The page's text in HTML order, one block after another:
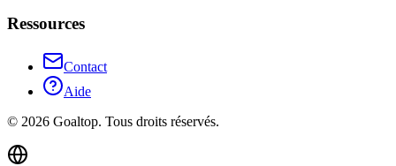
Ressources
Contact
Aide
© 2026 Goaltop. Tous droits réservés.